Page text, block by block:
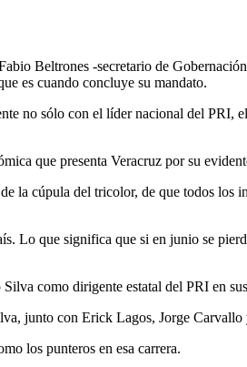
Beltrones -secretario de
es cuando concluye su mandato.
no sólo con el líder nacional del
que presenta Veracruz por su
la cúpula del tricolor, de que todos los
Lo que significa que si en junio se
como dirigente estatal del PRI en
junto con Erick Lagos, Jorge
los punteros en esa carrera.